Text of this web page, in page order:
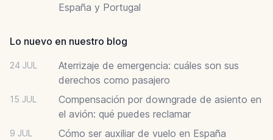
España y Portugal
Lo nuevo en nuestro blog
24 JUL
Aterrizaje de emergencia: cuáles son sus
derechos como pasajero
15 JUL
Compensación por downgrade de asiento en
el avión: qué puedes reclamar
9 JUL Cómo ser auxiliar de vuelo en España